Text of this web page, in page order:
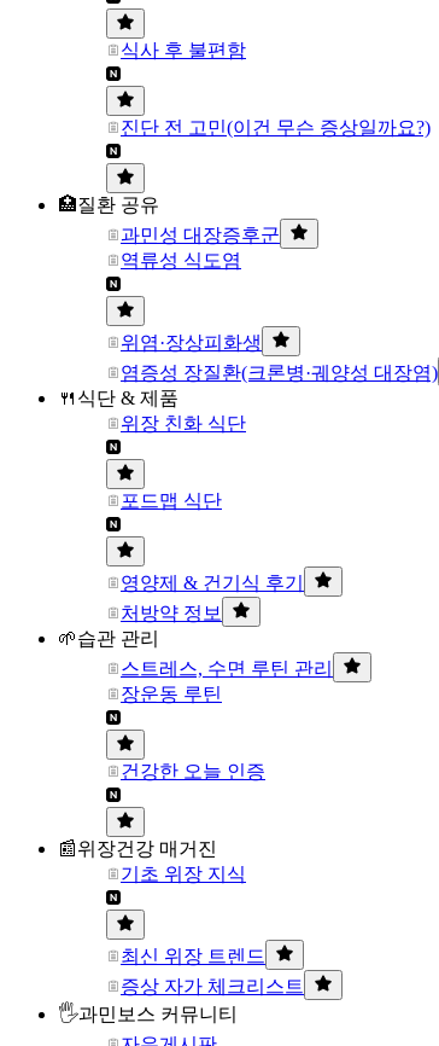
식사 후 불편함
진단 전 고민(이건 무슨 증상일까요?)
🏥질환 공유
과민성 대장증후군
역류성 식도염
위염·장상피화생
염증성 장질환(크론병·궤양성 대장염)
🍴식단 & 제품
위장 친화 식단
포드맵 식단
영양제 & 건기식 후기
처방약 정보
🌱습관 관리
스트레스, 수면 루틴 관리
장운동 루틴
건강한 오늘 인증
📰위장건강 매거진
기초 위장 지식
최신 위장 트렌드
증상 자가 체크리스트
🖐과민보스 커뮤니티